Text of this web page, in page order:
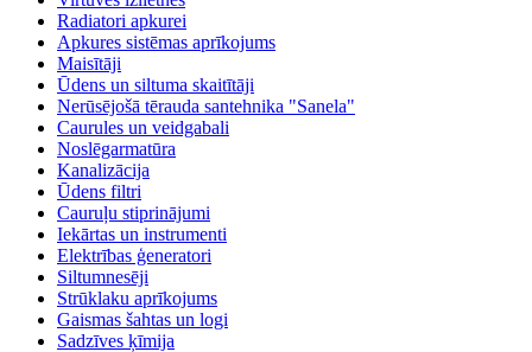
Radiatori apkurei
Apkures sistēmas aprīkojums
Maisītāji
Ūdens un siltuma skaitītāji
Nerūsējošā tērauda santehnika "Sanela"
Caurules un veidgabali
Noslēgarmatūra
Kanalizācija
Ūdens filtri
Cauruļu stiprinājumi
Iekārtas un instrumenti
Elektrības ģeneratori
Siltumnesēji
Strūklaku aprīkojums
Gaismas šahtas un logi
Sadzīves ķīmija